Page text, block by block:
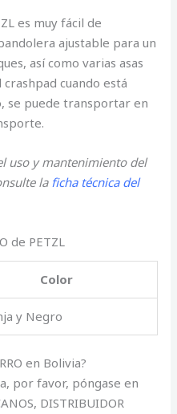
es muy fácil de
ajustable para un
así como varias asas
cuando está
se puede transportar en
uso y mantenimiento del
laficha técnica del
de PETZL
Color
y Negro
en Bolivia?
por favor, póngase en
DISTRIBUIDOR